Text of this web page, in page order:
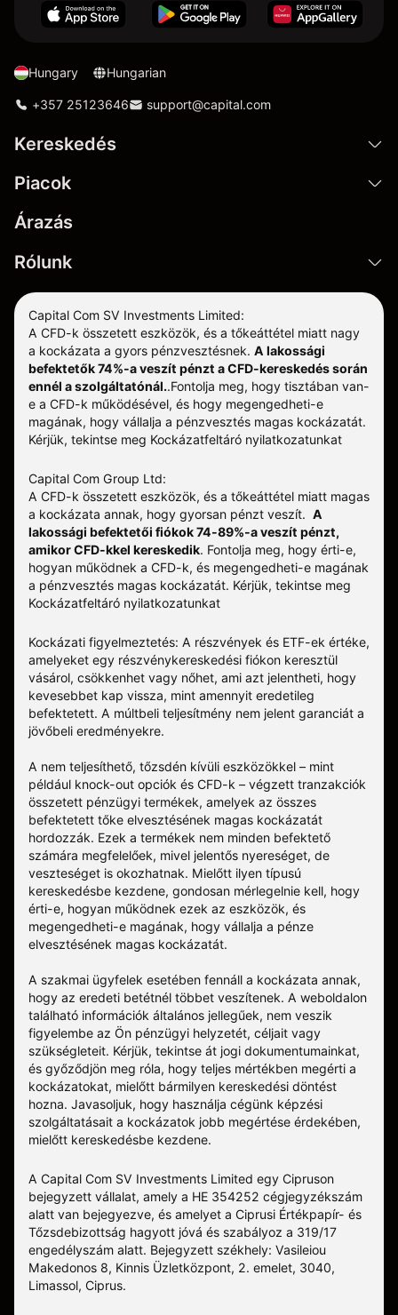
Hungary Hungarian
+357 25123646 support@capital.com
Kereskedés
Piacok
Árazás
Rólunk
Capital Com SV Investments Limited:
A CFD-k összetett eszközök, és a tőkeáttétel miatt nagy
a kockázata a gyors pénzvesztésnek. A lakossági
befektetők 74%-a veszít pénzt a CFD-kereskedés során
ennél a szolgáltatónál..Fontolja meg, hogy tisztában van-
e a CFD-k működésével, és hogy megengedheti-e
magának, hogy vállalja a pénzvesztés magas kockázatát.
Kérjük, tekintse meg Kockázatfeltáró nyilatkozatunkat
Capital Com Group Ltd:
A CFD-k összetett eszközök, és a tőkeáttétel miatt magas
a kockázata annak, hogy gyorsan pénzt veszít. A
lakossági befektetői fiókok 74-89%-a veszít pénzt,
amikor CFD-kkel kereskedik. Fontolja meg, hogy érti-e,
hogyan működnek a CFD-k, és megengedheti-e magának
a pénzvesztés magas kockázatát. Kérjük, tekintse meg
Kockázatfeltáró nyilatkozatunkat
Kockázati figyelmeztetés: A részvények és ETF-ek értéke,
amelyeket egy részvénykereskedési fiókon keresztül
vásárol, csökkenhet vagy nőhet, ami azt jelentheti, hogy
kevesebbet kap vissza, mint amennyit eredetileg
befektetett. A múltbeli teljesítmény nem jelent garanciát a
jövőbeli eredményekre.
A nem teljesíthető, tőzsdén kívüli eszközökkel – mint
például knock-out opciók és CFD-k – végzett tranzakciók
összetett pénzügyi termékek, amelyek az összes
befektetett tőke elvesztésének magas kockázatát
hordozzák. Ezek a termékek nem minden befektető
számára megfelelőek, mivel jelentős nyereséget, de
veszteséget is okozhatnak. Mielőtt ilyen típusú
kereskedésbe kezdene, gondosan mérlegelnie kell, hogy
érti-e, hogyan működnek ezek az eszközök, és
megengedheti-e magának, hogy vállalja a pénze
elvesztésének magas kockázatát.
A szakmai ügyfelek esetében fennáll a kockázata annak,
hogy az eredeti betétnél többet veszítenek. A weboldalon
található információk általános jellegűek, nem veszik
figyelembe az Ön pénzügyi helyzetét, céljait vagy
szükségleteit. Kérjük, tekintse át jogi dokumentumainkat,
és győződjön meg róla, hogy teljes mértékben megérti a
kockázatokat, mielőtt bármilyen kereskedési döntést
hozna. Javasoljuk, hogy használja cégünk képzési
szolgáltatásait a kockázatok jobb megértése érdekében,
mielőtt kereskedésbe kezdene.
A Capital Com SV Investments Limited egy Cipruson
bejegyzett vállalat, amely a HE 354252 cégjegyzékszám
alatt van bejegyezve, és amelyet a Ciprusi Értékpapír- és
Tőzsdebizottság hagyott jóvá és szabályoz a 319/17
engedélyszám alatt. Bejegyzett székhely: Vasileiou
Makedonos 8, Kinnis Üzletközpont, 2. emelet, 3040,
Limassol, Ciprus.